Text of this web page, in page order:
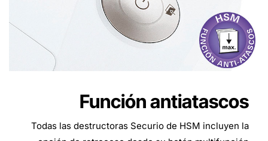
Función antiatascos
Todas las destructoras Securio de HSM incluyen la